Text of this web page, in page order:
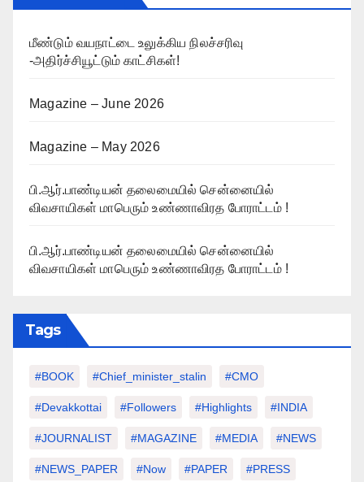
மீண்டும் வயநாட்டை உலுக்கிய நிலச்சரிவு
-அதிர்ச்சியூட்டும் காட்சிகள்!
Magazine – June 2026
Magazine – May 2026
பி.ஆர்.பாண்டியன் தலைமையில் சென்னையில்
விவசாயிகள் மாபெரும் உண்ணாவிரத போராட்டம் !
பி.ஆர்.பாண்டியன் தலைமையில் சென்னையில்
விவசாயிகள் மாபெரும் உண்ணாவிரத போராட்டம் !
Tags
#BOOK #chief_minister_stalin #CMO
#devakkottai #followers #highlights #INDIA
#JOURNALIST #MAGAZINE #MEDIA #NEWS
#NEWS_PAPER #Now #PAPER #PRESS